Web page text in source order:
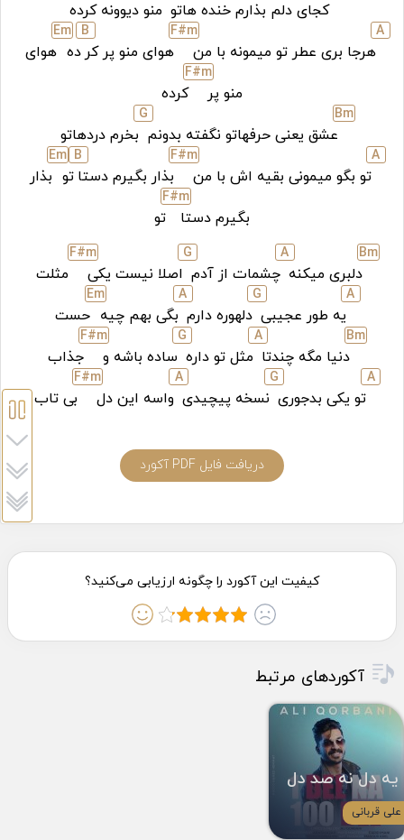
کجای دلم بذارم خنده هاتو منو دیوونه کرده
A
هرجا بری عطر تو میمونه با من
F#m
هوای منو پر کر
B
ده
Em
هوای
منو پر
F#m
کرده
Bm
عشق یعنی حرفهاتو نگفته بدونم
G
بخرم دردهاتو
A
تو بگو میمونی بقیه اش با من
F#m
بذار بگیرم دستا
B
تو
Em
بذار
بگیرم دستا
F#m
تو
Bm
دلبری میکنه
A
چشمات از آدم
G
اصلا نیست یکی
F#m
مثلت
A
یه طور عجیبی
G
دلهوره دارم
A
بگی بهم چیه
Em
حست
Bm
دنیا مگه چندتا
A
مثل تو داره
G
ساده باشه و
F#m
جذاب
A
تو یکی بدجوری
G
نسخه پیچیدی
A
واسه این دل
F#m
بی تاب
دریافت فایل PDF آکورد
آکوردهای مرتبط
یه دل نه صد دل
علی قربانی